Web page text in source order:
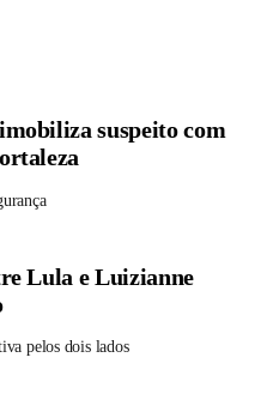
suspeito com
Lula e Luizianne
pelos dois lados